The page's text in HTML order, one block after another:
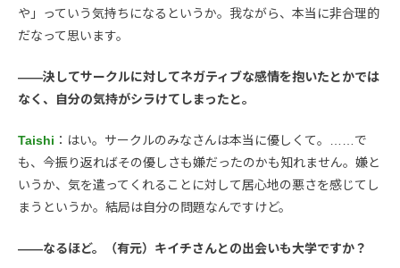
や」っていう気持ちになるというか。我ながら、本当に非合理的
だなって思います。
――決してサークルに対してネガティブな感情を抱いたとかでは
なく、自分の気持がシラけてしまったと。
Taishi ：はい。サークルのみなさんは本当に優しくて。……で
も、今振り返ればその優しさも嫌だったのかも知れません。嫌と
いうか、気を遣ってくれることに対して居心地の悪さを感じてし
まうというか。結局は自分の問題なんですけど。
――なるほど。（有元）キイチさんとの出会いも大学ですか？